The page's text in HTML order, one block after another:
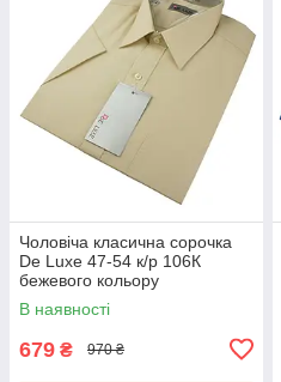
Чоловіча класична сорочка
De Luxe 47-54 к/р 106К
бежевого кольору
В наявності
679 ₴ 970 ₴